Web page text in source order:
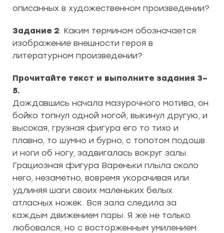
описанных в художественном произведении?
Задание 2. Каким термином обозначается
изображение внешности героя в
литературном произведении?
Прочитайте текст и выполните задания 3–
5.
Дождавшись начала мазурочного мотива, он
бойко топнул одной ногой, выкинул другую, и
высокая, грузная фигура его то тихо и
плавно, то шумно и бурно, с топотом подошв
и ноги об ногу, задвигалась вокруг залы.
Грациозная фигура Вареньки плыла около
него, незаметно, вовремя укорачивая или
удлиняя шаги своих маленьких белых
атласных ножек. Вся зала следила за
каждым движением пары. Я же не только
любовался, но с восторженным умилением